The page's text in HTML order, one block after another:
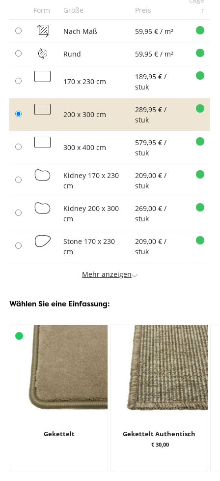
Form Größe Preis
r
Nach Maß 59,95 € / m²
Rund 59,95 € / m²
170 x 230 cm
189,95 € /
stuk
200 x 300 cm
289,95 € /
stuk
300 x 400 cm
579,95 € /
stuk
Kidney 170 x 230
cm
209,00 € /
stuk
Kidney 200 x 300
cm
269,00 € /
stuk
Stone 170 x 230
cm
209,00 € /
stuk
Mehr anzeigen
Wählen Sie eine Einfassung:
Gekettelt Gekettelt Authentisch
€ 30,00